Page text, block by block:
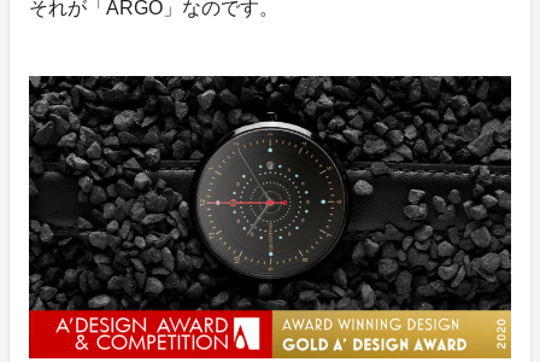
それが「ARGO」なのです。